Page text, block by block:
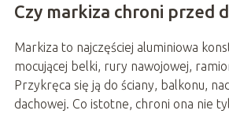
Czy markiza chroni przed
Markiza to najczęściej aluminiowa
mocującej belki, rury nawojowej,
Przykręca się ją do ściany, balkonu,
dachowej. Co istotne, chroni ona nie